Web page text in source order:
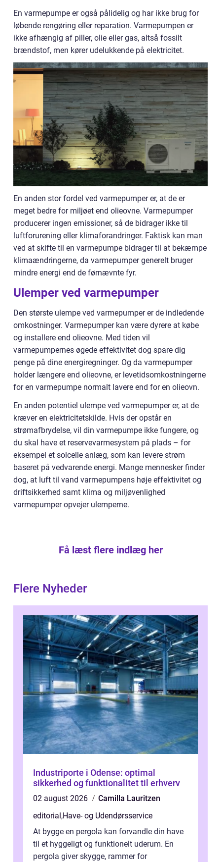
En varmepumpe er også pålidelig og har ikke brug for
løbende rengøring eller reparation. Varmepumpen er
ikke afhængig af piller, olie eller gas, altså fossilt
brændstof, men kører udelukkende på elektricitet.
En anden stor fordel ved varmepumper er, at de er
meget bedre for miljøet end olieovne. Varmepumper
producerer ingen emissioner, så de bidrager ikke til
luftforurening eller klimaforandringer. Faktisk kan man
ved at skifte til en varmepumpe bidrager til at bekæmpe
klimaændringerne, da varmepumper generelt bruger
mindre energi end de førnævnte fyr.
Ulemper ved varmepumper
Den største ulempe ved varmepumper er de indledende
omkostninger. Varmepumper kan være dyrere at købe
og installere end olieovne. Med tiden vil
varmepumpernes øgede effektivitet dog spare dig
penge på dine energiregninger. Og da varmepumper
holder længere end olieovne, er levetidsomkostningerne
for en varmepumpe normalt lavere end for en olieovn.
En anden potentiel ulempe ved varmepumper er, at de
kræver en elektricitetskilde. Hvis der opstår en
strømafbrydelse, vil din varmepumpe ikke fungere, og
du skal have et reservevarmesystem på plads – for
eksempel et solcelle anlæg, som kan levere strøm
baseret på vedvarende energi. Mange mennesker finder
dog, at luft til vand varmepumpens høje effektivitet og
driftsikkerhed samt klima og miljøvenlighed
varmepumper opvejer ulemperne.
Få læst flere indlæg her
Flere Nyheder
Industriporte i Odense: optimal
sikkerhed og funktionalitet til erhverv
02 august 2026
Camilla Lauritzen
editorial ,Have- og Udendørsservice
At bygge en pergola kan forvandle din have
til et hyggeligt og funktionelt uderum. En
pergola giver skygge, rammer for